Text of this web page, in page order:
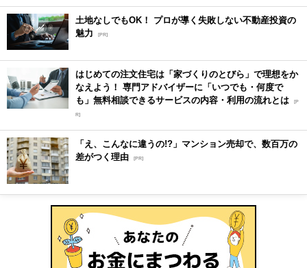
土地なしでもOK！ プロが導く失敗しない不動産投資の
魅力
[PR]
はじめての注文住宅は「家づくりのとびら」で理想をか
なえよう！ 専門アドバイザーに「いつでも・何度で
も」無料相談できるサービスの内容・利用の流れとは [P
R]
「え、こんなに違うの!?」マンション売却で、数百万の
差がつく理由 [PR]